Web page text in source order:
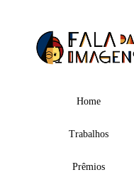
Home
Trabalhos
Prêmios